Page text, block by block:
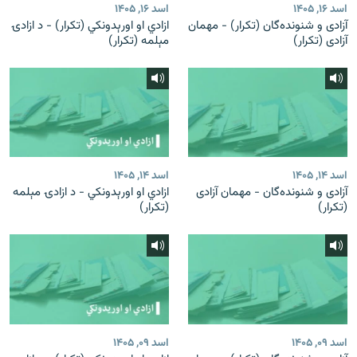
اسد ۱۶, ۱۴۰۵
آزادی و شنونده‌گان (تکرار) - مهمان
آزادی (تکرار)
اسد ۱۶, ۱۴۰۵
ازادي او اورېدونکي (تکرار) - د ازادۍ
مېلمه (تکرار)
اسد ۱۴, ۱۴۰۵
آزادی و شنونده‌گان - مهمان آزادی
(تکرار)
اسد ۱۴, ۱۴۰۵
ازادي او اورېدونکي - د ازادۍ مېلمه
(تکرار)
اسد ۰۹, ۱۴۰۵ اسد ۰۹, ۱۴۰۵